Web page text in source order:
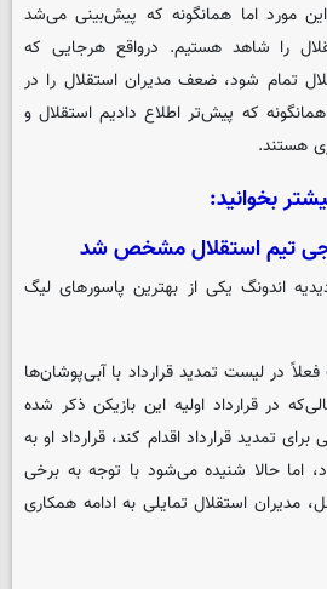
مورد اما همانگونه که پیش‌بینی می‌شد
را شاهد هستیم. درواقع هرجایی که
تمام شود، ضعف مدیران استقلال را در
که پیش‌تر اطلاع دادیم استقلال و
هستند.
بخوانید:
تیم استقلال مشخص شد
اندونگ یکی از بهترین پاسورهای لیگ
در لیست تمدید قرارداد با آبی‌پوشان‌ها
در قرارداد اولیه این بازیکن ذکر شده
تمدید قرارداد اقدام کند، قرارداد او به
اما حالا شنیده می‌شود با توجه به برخی
مدیران استقلال تمایلی به ادامه همکاری